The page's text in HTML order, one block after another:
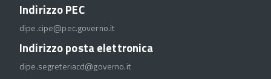
Indirizzo PEC
dipe.cipe@pec.governo.it
Indirizzo posta elettronica
dipe.segreteriacd@governo.it